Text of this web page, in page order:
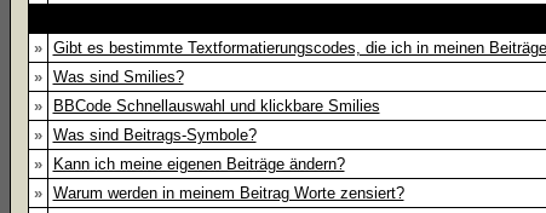
»
Gibt es bestimmte Textformatierungscodes, die ich in meinen
»
Was sind Smilies?
»
BBCode Schnellauswahl und klickbare Smilies
»
Was sind Beitrags-Symbole?
»
Kann ich meine eigenen Beiträge ändern?
»
Warum werden in meinem Beitrag Worte zensiert?